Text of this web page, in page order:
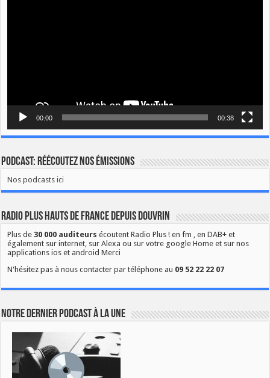
00:00 00:38
Podcast: Réécoutez nos émissions
Nos podcasts ici
Radio Plus Hauts de France depuis Douvrin
Plus de30 000 auditeurs écoutent Radio Plus ! en fm , en DAB+ et
également sur internet, sur Alexa ou sur votre google Home et sur nos
applications ios et android Merci
N'hésitez pas à nous contacter par téléphone au 09 52 22 22 07
Notre dernier podcast à la une